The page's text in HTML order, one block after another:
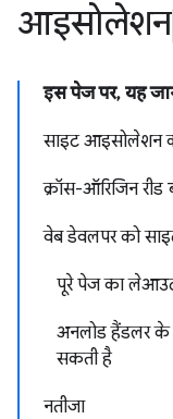
आइसोलेशन
इस पेज पर, यह
साइट आइसोलेशन
क्रॉस-ऑरिजिन रीड
वेब डेवलपर को
पूरे पेज का
अनलोड हैंडलर के
सकती है
नतीजा